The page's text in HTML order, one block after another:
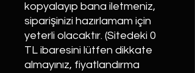
kopyalayıp bana iletmeniz,
siparişinizi hazırlamam için
yeterli olacaktır. (Sitedeki 0
TL ibaresini lütfen dikkate
almayınız, fiyatlandırma